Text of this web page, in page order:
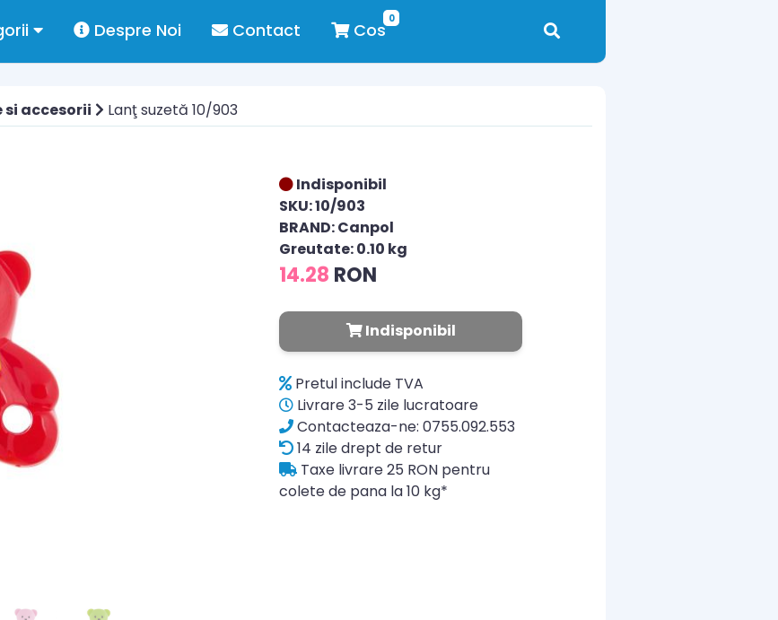
Despre Noi Contact
0
Cos
si accesorii Lanţ suzetă 10/903
Indisponibil
SKU: 10/903
BRAND: Canpol
Greutate: 0.10 kg
14.28 RON
Indisponibil
Pretul include TVA
Livrare 3-5 zile lucratoare
Contacteaza-ne: 0755.092.553
14 zile drept de retur
Taxe livrare 25 RON pentru
colete de pana la 10 kg*